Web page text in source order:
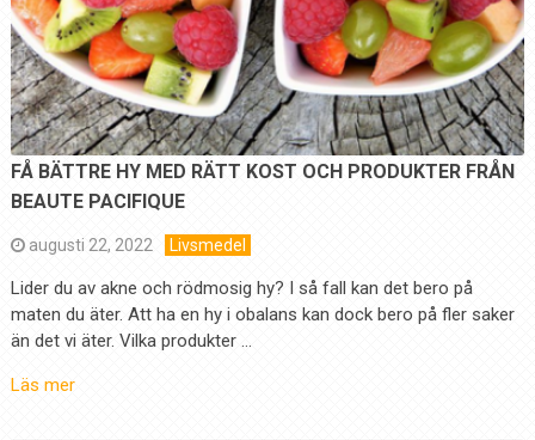
FÅ BÄTTRE HY MED RÄTT KOST OCH PRODUKTER FRÅN
BEAUTE PACIFIQUE
augusti 22, 2022 Livsmedel
Lider du av akne och rödmosig hy? I så fall kan det bero på
maten du äter. Att ha en hy i obalans kan dock bero på fler saker
än det vi äter. Vilka produkter …
Läs mer